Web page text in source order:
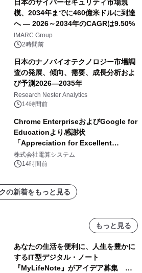
日本のサイバーセキュリティ市場規
模、2034年までに460億米ドルに到達
へ ― 2026～2034年のCAGRは9.50%
IMARC Group
2時間前
日本のナノバイオテクノロジー市場調
査の発展、傾向、需要、成長分析およ
び予測2026―2035年
Research Nester Analytics
14時間前
Chrome EnterpriseおよびGoogle for
Educationより感謝状
「Appreciation for Excellent
Partnership 2026」を 「Chrome
Enterprise Reseller パートナー
Enterprise Reseller パートナー
Chrome Enterprise Premium部門」
ートナー部門」 「Google for
Education PD パートナー部門」の分
株式会社電算システム
14時間前
の新着をもっと見る
もっと見る
あなたの生活を便利に、人生を豊かに
するIT型デジタル・ノート
『MyLifeNote』がアイデア募集 優